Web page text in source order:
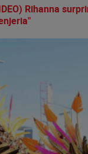
Rihanna